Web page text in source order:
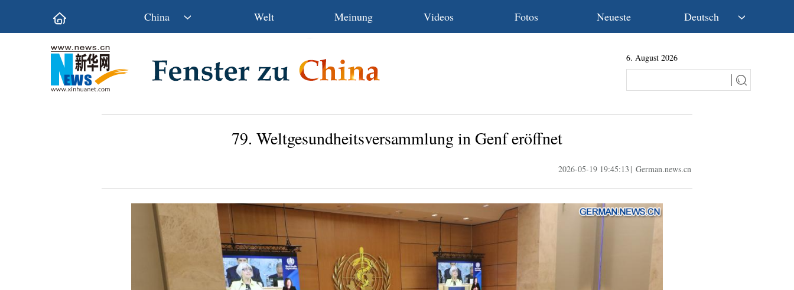
China
Wirtschaft
Kultur&Reise
Welt Meinung Videos Fotos Neueste Deutsch
Français
6. August 2026
79. Weltgesundheitsversammlung in Genf eröffnet
2026-05-19 19:45:13 | German.news.cn